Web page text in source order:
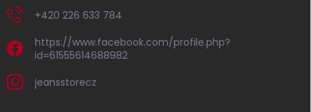
+420 226 633 784
https://www.facebook.com/profile.php?
id=61555614688982
jeansstorecz